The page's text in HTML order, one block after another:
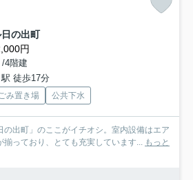
の出町
円
4階建
徒歩17分
み置き場 公共下水
の出町」のここがイチオシ。室内設備はエア
揃っており、とても充実しています... もっと